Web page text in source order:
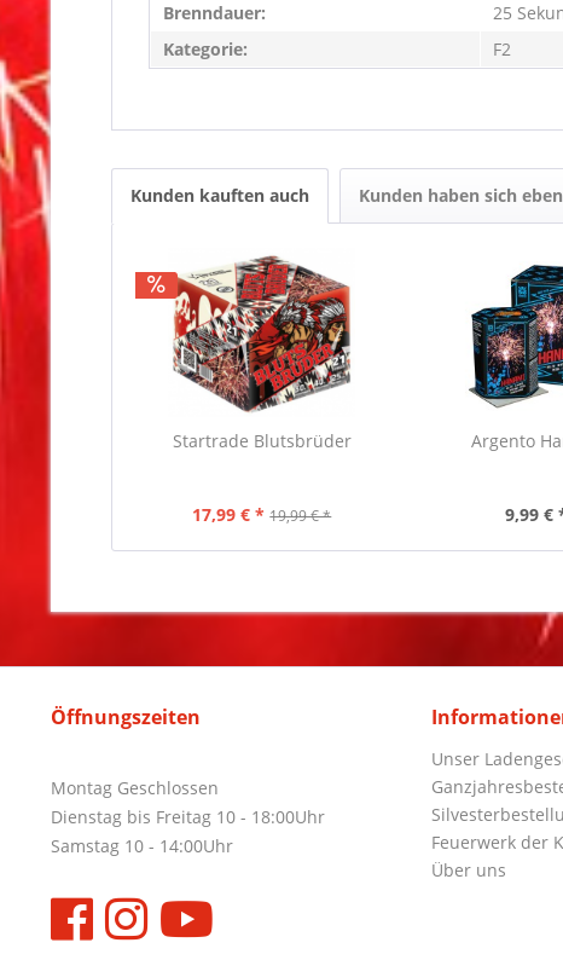
Brenndauer:
25
Kategorie:
F2
Kunden kauften auch Kunden haben sich
Startrade Blutsbrüder
17,99 € * 19,99 € *
Argento
9,99 €
Öffnungszeiten
Montag Geschlossen
Dienstag bis Freitag 10 - 18:00Uhr
Samstag 10 - 14:00Uhr
Unser
Feuerwerk der
Über uns